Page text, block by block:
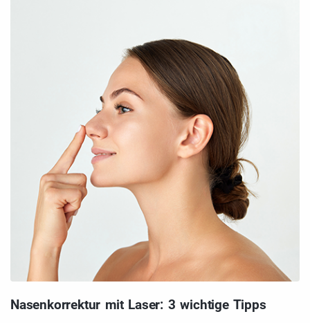
Nasenkorrektur mit Laser: 3 wichtige Tipps